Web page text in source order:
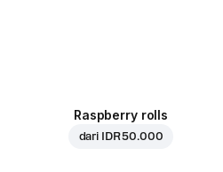
Raspberry rolls
dari IDR 50.000